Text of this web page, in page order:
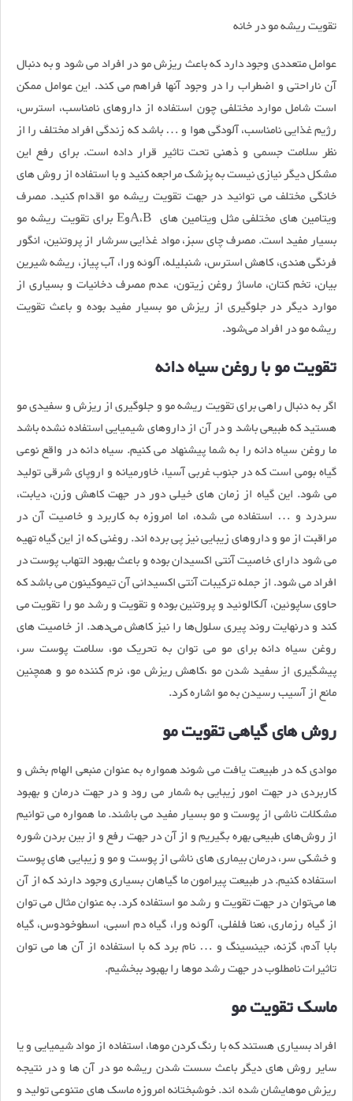
تقویت ریشه مو در خانه
عوامل متعددی وجود دارد که باعث ریزش مو در افراد می شود و به دنبال
آن ناراحتی و اضطراب را در وجود آنها فراهم می کند. این عوامل ممکن
است شامل موارد مختلفی چون استفاده از داروهای نامناسب، استرس،
رژیم غذایی نامناسب، آلودگی هوا و … باشد که زندگی افراد مختلف را از
نظر سلامت جسمی و ذهنی تحت تاثیر قرار داده است. برای رفع این
مشکل دیگر نیازی نیست به پزشک مراجعه کنید و با استفاده از روش های
خانگی مختلف می توانید در جهت تقویت ریشه مو اقدام کنید. مصرف
ویتامین های مختلفی مثل ویتامین های A،BوE برای تقویت ریشه مو
بسیار مفید است. مصرف چای سبز، مواد غذایی سرشار از پروتئین، انگور
فرنگی هندی، کاهش استرس، شنبلیله، آلوئه ورا، آب پیاز، ریشه شیرین
بیان، تخم کتان، ماساژ روغن زیتون، عدم مصرف دخانیات و بسیاری از
موارد دیگر در جلوگیری از ریزش مو بسیار مفید بوده و باعث تقویت
ریشه مو در افراد می‌شود.
تقویت مو با روغن سیاه دانه
اگر به دنبال راهی برای تقویت ریشه مو و جلوگیری از ریزش و سفیدی مو
هستید که طبیعی باشد و در آن از داروهای شیمیایی استفاده نشده باشد
ما روغن سیاه دانه را به شما پیشنهاد می کنیم. سیاه دانه در واقع نوعی
گیاه بومی است که در جنوب غربی آسیا، خاورمیانه و اروپای شرقی تولید
می شود. این گیاه از زمان های خیلی دور در جهت کاهش وزن، دیابت،
سردرد و … استفاده می شده، اما امروزه به کاربرد و خاصیت آن در
مراقبت از مو و داروهای زیبایی نیز پی برده اند. روغنی که از این گیاه تهیه
می شود دارای خاصیت آنتی اکسیدان بوده و باعث بهبود التهاب پوست در
افراد می شود. از جمله ترکیبات آنتی اکسیدانی آن تیموکینون می باشد که
حاوی ساپوئین، آلکالوئید و پروتئین بوده و تقویت و رشد مو را تقویت می
کند و درنهایت روند پیری سلول‌ها را نیز کاهش می‌دهد. از خاصیت های
روغن سیاه دانه برای مو می توان به تحریک مو، سلامت پوست سر،
پیشگیری از سفید شدن مو ،کاهش ریزش مو، نرم کننده مو و همچنین
مانع از آسیب رسیدن به مو اشاره کرد.
روش های گیاهی تقویت مو
موادی که در طبیعت یافت می شوند همواره به عنوان منبعی الهام بخش و
کاربردی در جهت امور زیبایی به شمار می رود و در جهت درمان و بهبود
مشکلات ناشی از پوست و مو بسیار مفید می باشند. ما همواره می توانیم
از روش‌های طبیعی بهره بگیریم و از آن در جهت رفع و از بین بردن شوره
و خشکی سر، درمان بیماری های ناشی از پوست و مو و زیبایی های پوست
استفاده کنیم. در طبیعت پیرامون ما گیاهان بسیاری وجود دارند که از آن
ها می‌توان در جهت تقویت و رشد مو استفاده کرد. به عنوان مثال می توان
از گیاه رزماری، نعنا فلفلی، آلوئه ورا، گیاه دم اسبی، اسطوخودوس، گیاه
بابا آدم، گزنه، جینسینگ و … نام برد که با استفاده از آن ها می توان
تاثیرات نامطلوب در جهت رشد موها را بهبود ببخشیم.
ماسک تقویت مو
افراد بسیاری هستند که با رنگ کردن موها، استفاده از مواد شیمیایی و یا
سایر روش‌ های دیگر باعث سست شدن ریشه مو در آن ها و در نتیجه
ریزش موهایشان شده اند. خوشبختانه امروزه ماسک های متنوعی تولید و